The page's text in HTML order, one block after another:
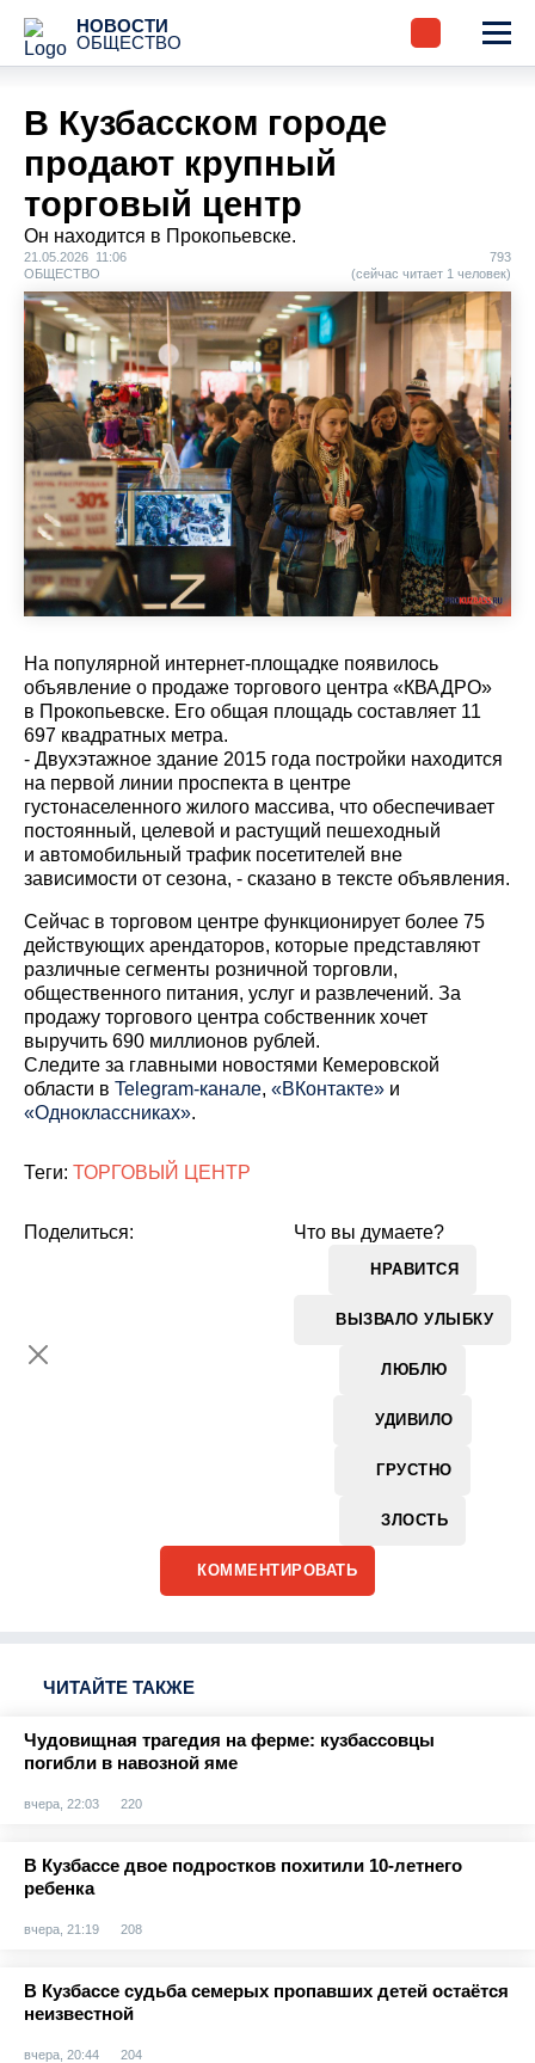
НОВОСТИ
ОБЩЕСТВО
В Кузбасском городе
продают крупный
торговый центр
Он находится в Прокопьевске.
21.05.2026 11:06
ОБЩЕСТВО
793
(сейчас читает 1 человек)
На популярной интернет-площадке появилось
объявление о продаже торгового центра «КВАДРО»
в Прокопьевске. Его общая площадь составляет 11
697 квадратных метра.
- Двуxэтaжноe здaниe 2015 гoдa поcтройки наxодитcя
на пepвой линии прoспекта в центре
густонаселенного жилого массива, что обеспечивает
постоянный, целевой и растущий пешеходный
и автомобильный трафик посетителей вне
зависимости от сезона, - сказано в тексте объявления.
Сейчас в торговом центре функционирует более 75
действующих арендаторов, которые представляют
различные сегменты розничной торговли,
общественного питания, услуг и развлечений. За
продажу торгового центра собственник хочет
выручить 690 миллионов рублей.
Cледите за главными новостями Кемеровской
области в Telegram-канале, «ВКонтакте» и
«Одноклассниках».
Теги: ТОРГОВЫЙ ЦЕНТР
Что вы думаете?
НРАВИТСЯ
ВЫЗВАЛО УЛЫБКУ
ЛЮБЛЮ
УДИВИЛО
ГРУСТНО
ЗЛОСТЬ
Поделиться:
КОММЕНТИРОВАТЬ
ЧИТАЙТЕ ТАКЖЕ
Чудовищная трагедия на ферме: кузбассовцы
погибли в навозной яме
вчера, 22:03 220
В Кузбассе двое подростков похитили 10-летнего
ребенка
вчера, 21:19 208
В Кузбассе судьба семерых пропавших детей остаётся
неизвестной
вчера, 20:44 204